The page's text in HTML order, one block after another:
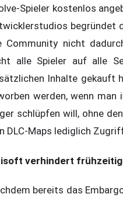
Spieler kostenlos
begründet
Community nicht
alle Spieler auf alle
Inhalte gekauft
werden, wenn
schlüpfen will, ohne
DLC-Maps lediglich
verhindert
bereits das